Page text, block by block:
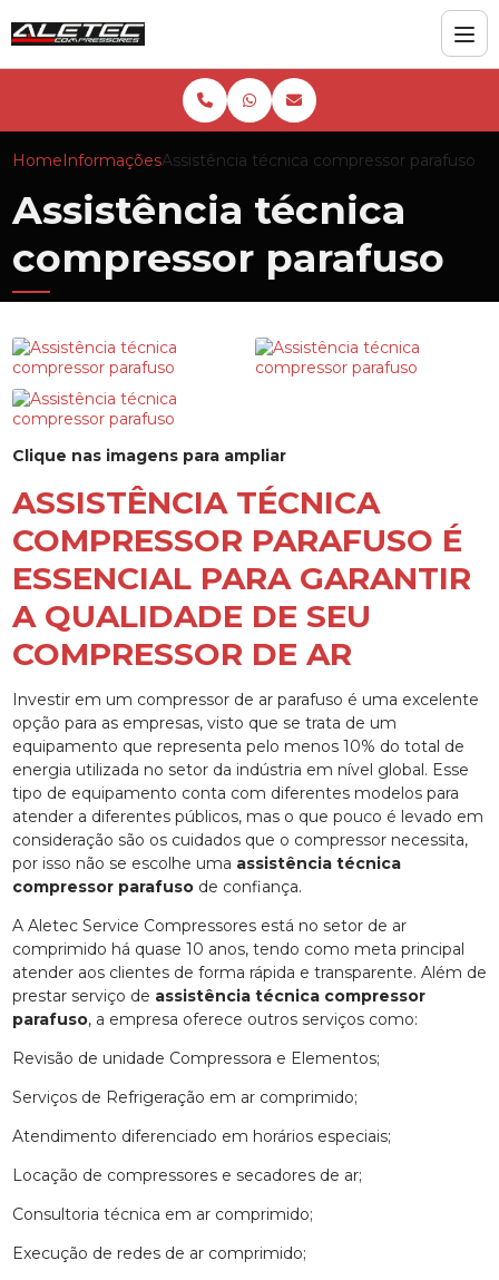
HomeInformaçõesAssistência técnica compressor parafuso
Assistência técnica
compressor parafuso
Clique nas imagens para ampliar
ASSISTÊNCIA TÉCNICA
COMPRESSOR PARAFUSO É
ESSENCIAL PARA GARANTIR
A QUALIDADE DE SEU
COMPRESSOR DE AR
Investir em um compressor de ar parafuso é uma excelente
opção para as empresas, visto que se trata de um
equipamento que representa pelo menos 10% do total de
energia utilizada no setor da indústria em nível global. Esse
tipo de equipamento conta com diferentes modelos para
atender a diferentes públicos, mas o que pouco é levado em
consideração são os cuidados que o compressor necessita,
por isso não se escolhe uma assistência técnica
compressor parafusode confiança.
A Aletec Service Compressores está no setor de ar
comprimido há quase 10 anos, tendo como meta principal
atender aos clientes de forma rápida e transparente. Além de
prestar serviço de assistência técnica compressor
parafuso, a empresa oferece outros serviços como:
Revisão de unidade Compressora e Elementos;
Serviços de Refrigeração em ar comprimido;
Atendimento diferenciado em horários especiais;
Locação de compressores e secadores de ar;
Consultoria técnica em ar comprimido;
Execução de redes de ar comprimido;